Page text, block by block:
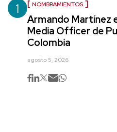
1 NOMBRAMIENTOS
Armando Martínez
Media Officer de
Colombia
agosto 5, 2026